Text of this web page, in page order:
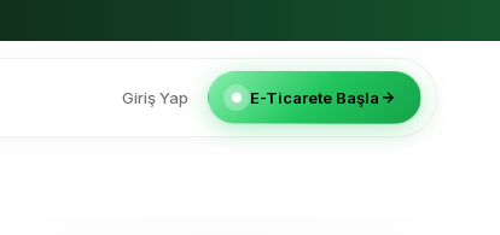
Giriş Yap E-Ticarete Başla